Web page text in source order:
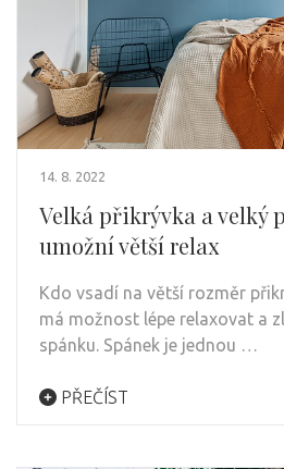
14. 8. 2022
Velká přikrývka a velký
umožní větší relax
Kdo vsadí na větší rozměr
má možnost lépe relaxovat a
spánku. Spánek je jednou …
PŘEČÍST